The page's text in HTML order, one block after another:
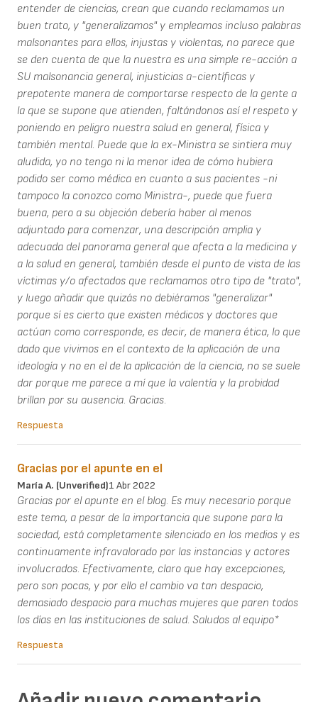
entender de ciencias, crean que cuando reclamamos un
buen trato, y "generalizamos" y empleamos incluso palabras
malsonantes para ellos, injustas y violentas, no parece que
se den cuenta de que la nuestra es una simple re-acción a
SU malsonancia general, injusticias a-científicas y
prepotente manera de comportarse respecto de la gente a
la que se supone que atienden, faltándonos así el respeto y
poniendo en peligro nuestra salud en general, física y
también mental. Puede que la ex-Ministra se sintiera muy
aludida, yo no tengo ni la menor idea de cómo hubiera
podido ser como médica en cuanto a sus pacientes -ni
tampoco la conozco como Ministra-, puede que fuera
buena, pero a su objeción debería haber al menos
adjuntado para comenzar, una descripción amplia y
adecuada del panorama general que afecta a la medicina y
a la salud en general, también desde el punto de vista de las
víctimas y/o afectados que reclamamos otro tipo de "trato",
y luego añadir que quizás no debiéramos "generalizar"
porque sí es cierto que existen médicos y doctores que
actúan como corresponde, es decir, de manera ética, lo que
dado que vivimos en el contexto de la aplicación de una
ideología y no en el de la aplicación de la ciencia, no se suele
dar porque me parece a mí que la valentía y la probidad
brillan por su ausencia. Gracias.
Respuesta
Gracias por el apunte en el
María A. (unverified)1 Abr 2022
Gracias por el apunte en el blog. Es muy necesario porque
este tema, a pesar de la importancia que supone para la
sociedad, está completamente silenciado en los medios y es
continuamente infravalorado por las instancias y actores
involucrados. Efectivamente, claro que hay excepciones,
pero son pocas, y por ello el cambio va tan despacio,
demasiado despacio para muchas mujeres que paren todos
los días en las instituciones de salud. Saludos al equipo*
Respuesta